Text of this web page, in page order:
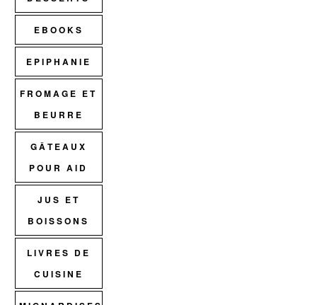
EBOOKS
EPIPHANIE
FROMAGE ET
BEURRE
GÂTEAUX
POUR AID
JUS ET
BOISSONS
LIVRES DE
CUISINE